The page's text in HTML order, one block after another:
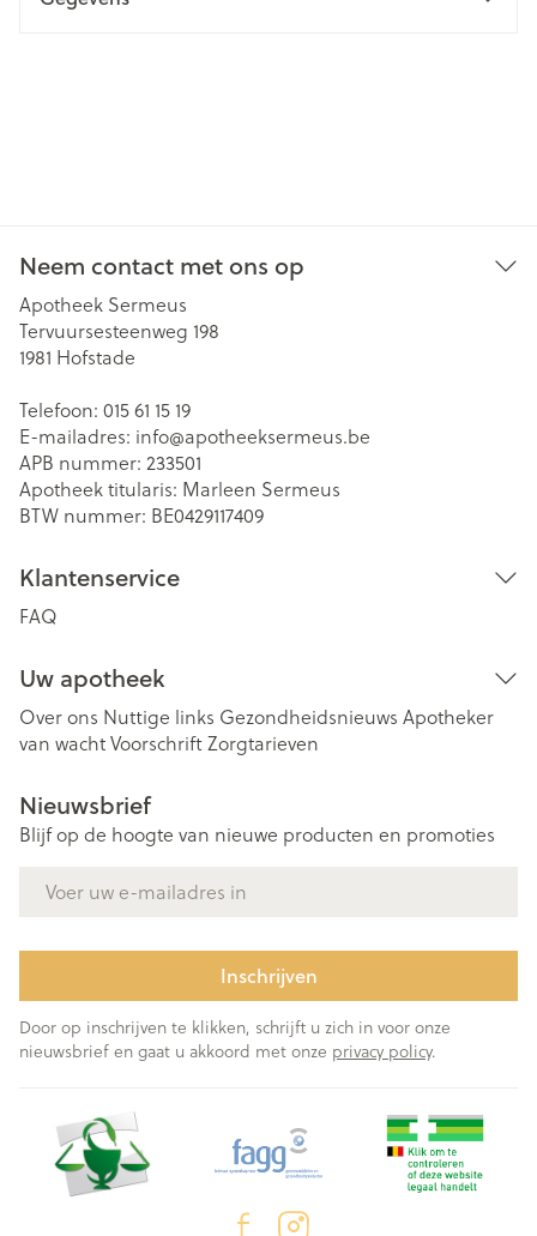
Neem contact met ons op
Apotheek Sermeus
Tervuursesteenweg 198
1981 Hofstade
Telefoon: 015 61 15 19
E-mailadres: info@apotheeksermeus.be
APB nummer: 233501
Apotheek titularis: Marleen Sermeus
BTW nummer: BE0429117409
Klantenservice
FAQ
Uw apotheek
Over ons Nuttige links Gezondheidsnieuws Apotheker
van wachtVoorschriftZorgtarieven
Nieuwsbrief
Blijf op de hoogte van nieuwe producten en promoties
Inschrijven
Door op inschrijven te klikken, schrijft u zich in voor onze
nieuwsbrief en gaat u akkoord met onze privacy policy.